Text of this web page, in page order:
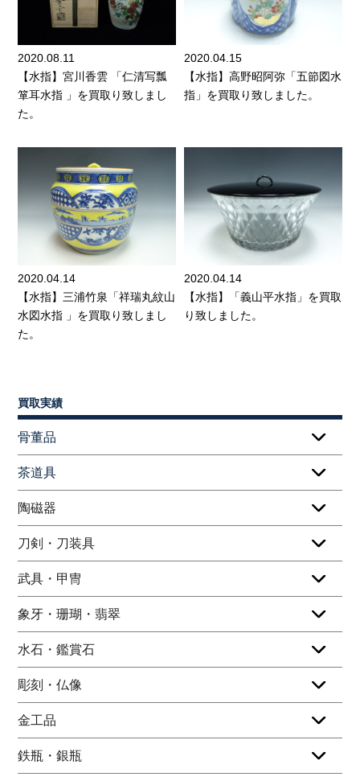
2020.08.11
【水指】宮川香雲 「仁清写瓢
箪耳水指 」を買取り致しまし
た。
2020.04.15
【水指】高野昭阿弥「五節図水
指」を買取り致しました。
2020.04.14
【水指】三浦竹泉「祥瑞丸紋山
水図水指 」を買取り致しまし
た。
2020.04.14
【水指】「義山平水指」を買取
り致しました。
買取実績
骨董品
茶道具
陶磁器
刀剣・刀装具
武具・甲冑
象牙・珊瑚・翡翠
水石・鑑賞石
彫刻・仏像
金工品
鉄瓶・銀瓶